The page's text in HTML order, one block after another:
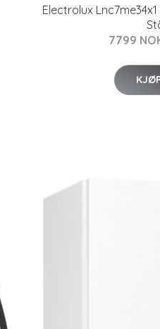
Electrolux
7799